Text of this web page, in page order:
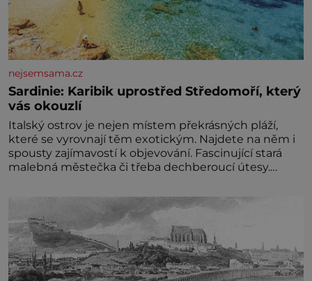
nejsemsama.cz
Sardinie: Karibik uprostřed Středomoří, který
vás okouzlí
Italský ostrov je nejen místem překrásných pláží,
které se vyrovnají těm exotickým. Najdete na něm i
spousty zajímavostí k objevování. Fascinující stará
malebná městečka či třeba dechberoucí útesy.
jedné třetiny České republiky vás ohromí nejen
svými plážemi s bílým pískem jako v Karibiku, ale i
divokou krajinou, také bohatou historií i
luxusem.Zjistěte,